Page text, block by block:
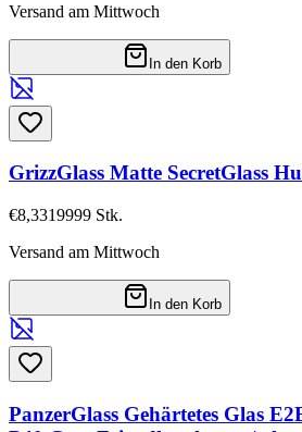
Versand am Mittwoch
In den Korb
GrizzGlass Matte SecretGlass
€8,3319999 Stk.
Versand am Mittwoch
In den Korb
PanzerGlass Gehärtetes Glas